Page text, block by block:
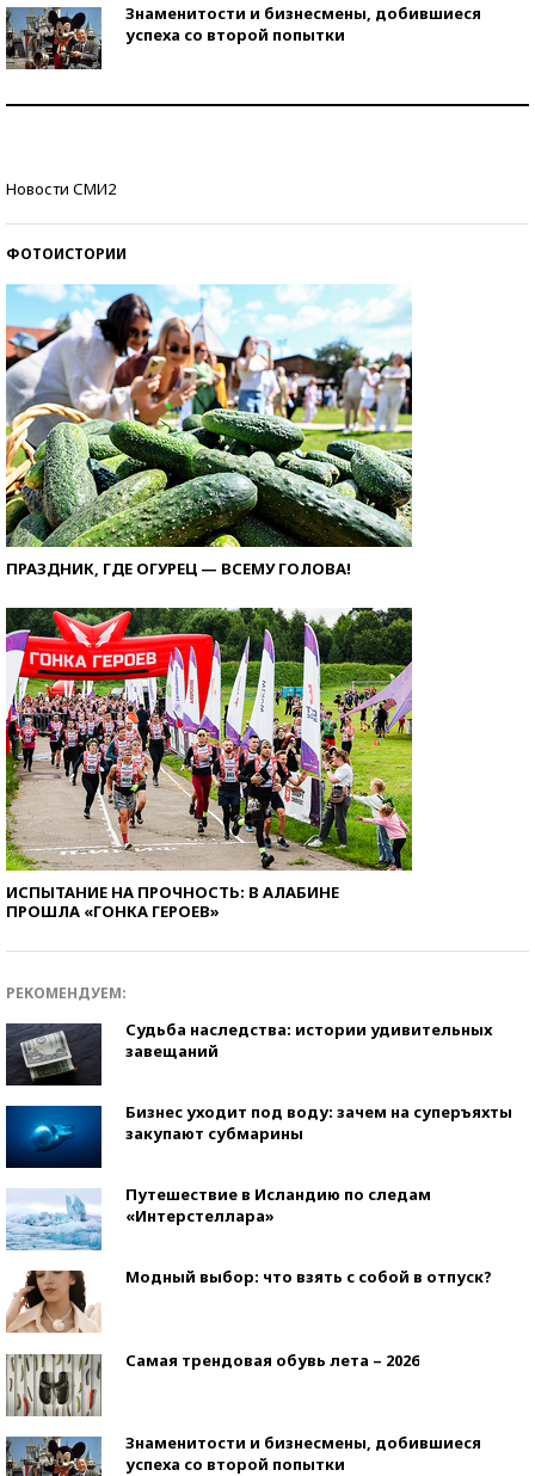
Знаменитости и бизнесмены, добившиеся
успеха со второй попытки
Новости СМИ2
ФОТОИСТОРИИ
ПРАЗДНИК, ГДЕ ОГУРЕЦ — ВСЕМУ ГОЛОВА!
ИСПЫТАНИЕ НА ПРОЧНОСТЬ: В АЛАБИНЕ
ПРОШЛА «ГОНКА ГЕРОЕВ»
РЕКОМЕНДУЕМ:
Судьба наследства: истории удивительных
завещаний
Бизнес уходит под воду: зачем на суперъяхты
закупают субмарины
Путешествие в Исландию по следам
«Интерстеллара»
Модный выбор: что взять с собой в отпуск?
Самая трендовая обувь лета – 2026
Знаменитости и бизнесмены, добившиеся
успеха со второй попытки